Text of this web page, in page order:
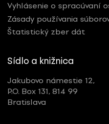
Vyhlásenie o spracúvaní
Zásady používania
Štatistický zber dát
Sídlo a knižnica
Jakubovo námestie 12,
P.O. Box 131, 814 99
Bratislava